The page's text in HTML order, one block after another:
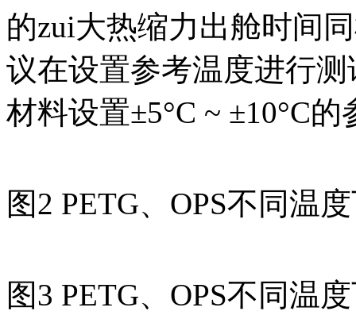
的zui大热缩力出舱时间
议在设置参考温度进行
材料设置±5°C ~ ±10°C
图2 PETG、OPS不同温
图3 PETG、OPS不同温